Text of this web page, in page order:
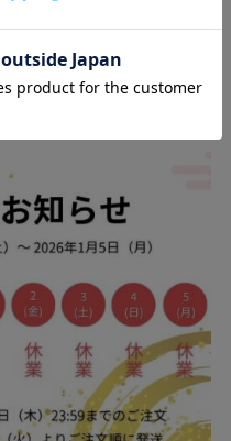
叶えるシルエット
が美脚を演出。
とで、シルエットの美しさ
ました。 ビジネスはもちろ
対応してくれます。
ログ